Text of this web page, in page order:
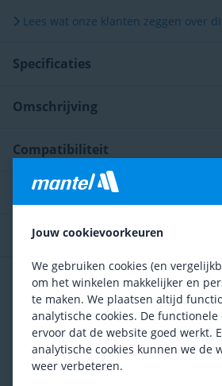
Lees wat onze klanten zeggen over
Specificaties
Omschrijving
Compatibiliteit
Standaard meegeleverd
Ontdek meer op onze blog
Review
5
Rick,
Goed product en geweldige
Een prima zadel, maar nog
klantvriendelijke medewerkers die
Jouw cookievoorkeuren
We gebruiken cookies (en
om het winkelen makkelijker en
te maken. We plaatsen altijd
analytische cookies. De functionele
ervoor dat de website goed werkt.
analytische cookies kunnen we de
weer verbeteren.